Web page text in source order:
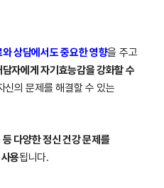
상담에서도 중요한 영향을 주고
자에게 자기효능감을 강화할 수
신의 문제를 해결할 수 있는
다양한 정신 건강 문제를
용됩니다.